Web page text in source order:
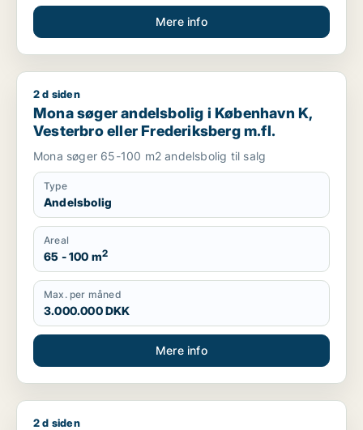
Mere info
Mona søger andelsbolig i København K, Vesterbro eller
2 d siden
Mona søger andelsbolig i København K,
Vesterbro eller Frederiksberg m.fl.
Mona søger 65-100 m2 andelsbolig til salg
Type
Andelsbolig
Areal
65 - 100 m2
Max. per måned
3.000.000 DKK
Mere info
Mona søger andelsbolig i København K, Vesterbro eller
2 d siden